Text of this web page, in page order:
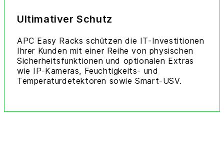
Ultimativer Schutz
APC Easy Racks schützen die IT-Investitionen
Ihrer Kunden mit einer Reihe von physischen
Sicherheitsfunktionen und optionalen Extras
wie IP-Kameras, Feuchtigkeits- und
Temperaturdetektoren sowie Smart-USV.